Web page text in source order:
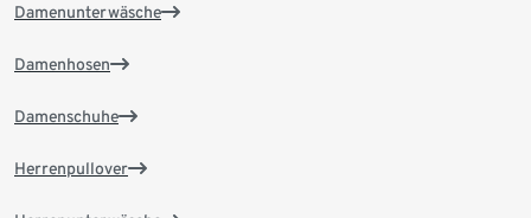
Damenunterwäsche
Damenhosen
Damenschuhe
Herrenpullover